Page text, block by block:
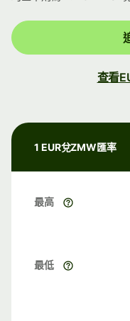
查看
1 EUR兌ZMW匯率
最高
最低